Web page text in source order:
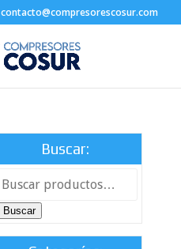
contacto@compresorescosur.com
Buscar:
Buscar